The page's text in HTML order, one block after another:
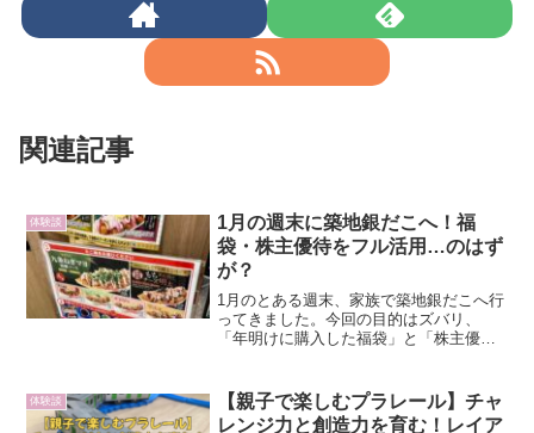
関連記事
体験談
1月の週末に築地銀だこへ！福
袋・株主優待をフル活用…のはず
が？
1月のとある週末、家族で築地銀だこへ行
ってきました。今回の目的はズバリ、
「年明けに購入した福袋」と「株主優待
要素が非常に多いお店。だからこそ、し
っかり計画を立てて行く必...
体験談
【親子で楽しむプラレール】チャ
レンジ力と創造力を育む！レイア